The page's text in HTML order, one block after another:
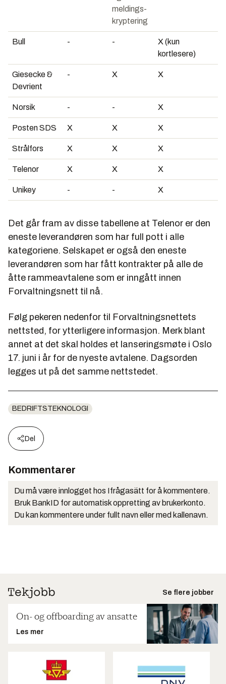
meldings-
kryptering
Bull - -
X (kun
kortlesere)
Giesecke &
Devrient
- X X
Norsik - - X
Posten SDS X X X
Strålfors X X X
Telenor X X X
Unikey - - X
Det går fram av disse tabellene at Telenor er den
eneste leverandøren som har full pott i alle
kategoriene. Selskapet er også den eneste
leverandøren som har fått kontrakter på alle de
åtte rammeavtalene som er inngått innen
Forvaltningsnett til nå.
Følg pekeren nedenfor til Forvaltningsnettets
nettsted, for ytterligere informasjon. Merk blant
annet at det skal holdes et lanseringsmøte i Oslo
17. juni i år for de nyeste avtalene. Dagsorden
legges ut på det samme nettstedet.
BEDRIFTSTEKNOLOGI
Del
Kommentarer
Du må være innlogget hos Ifrågasätt for å kommentere.
Bruk BankID for automatisk oppretting av brukerkonto.
Du kan kommentere under fullt navn eller med kallenavn.
Se flere jobber
On- og offboarding av ansatte
Les mer